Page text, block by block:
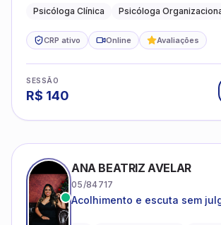
Psicóloga Clínica Psicóloga
CRP ativo Online Avaliações
SESSÃO
R$ 140
ANA BEATRIZ AVELAR
05/84717
Acolhimento e escuta sem